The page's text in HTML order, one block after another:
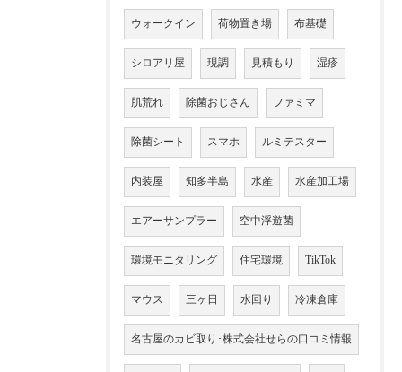
ウォークイン 荷物置き場 布基礎
シロアリ屋 現調 見積もり 湿疹
肌荒れ 除菌おじさん ファミマ
除菌シート スマホ ルミテスター
内装屋 知多半島 水産 水産加工場
エアーサンプラー 空中浮遊菌
環境モニタリング 住宅環境 TikTok
マウス 三ヶ日 水回り 冷凍倉庫
名古屋のカビ取り･株式会社せらの口コミ情報